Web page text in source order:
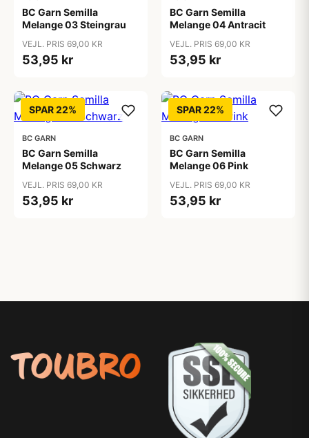
BC Garn Semilla
Melange 03 Steingrau
VEJL. PRIS 69,00 KR
53,95 kr
BC Garn Semilla
Melange 04 Antracit
VEJL. PRIS 69,00 KR
53,95 kr
SPAR 22%
BC GARN
BC Garn Semilla
Melange 05 Schwarz
VEJL. PRIS 69,00 KR
53,95 kr
SPAR 22%
BC GARN
BC Garn Semilla
Melange 06 Pink
VEJL. PRIS 69,00 KR
53,95 kr